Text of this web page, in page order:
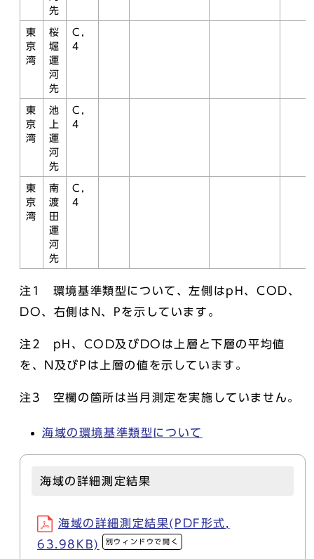
先
東
京
湾
桜
堀
運
河
先
C，
4
東
京
湾
池
上
運
河
先
C，
4
東
京
湾
南
渡
田
運
河
先
C，
4
注1 環境基準類型について、左側はpH、COD、
DO、右側はN、Pを示しています。
注2 pH、COD及びDOは上層と下層の平均値
を、N及びPは上層の値を示しています。
注3 空欄の箇所は当月測定を実施していません。
海域の環境基準類型について
海域の詳細測定結果
海域の詳細測定結果(PDF形式,
63.98KB)
別ウィンドウで開く